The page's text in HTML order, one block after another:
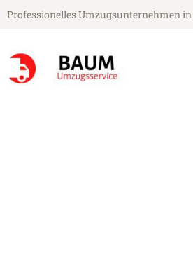
Professionelles Umzugsunternehmen in